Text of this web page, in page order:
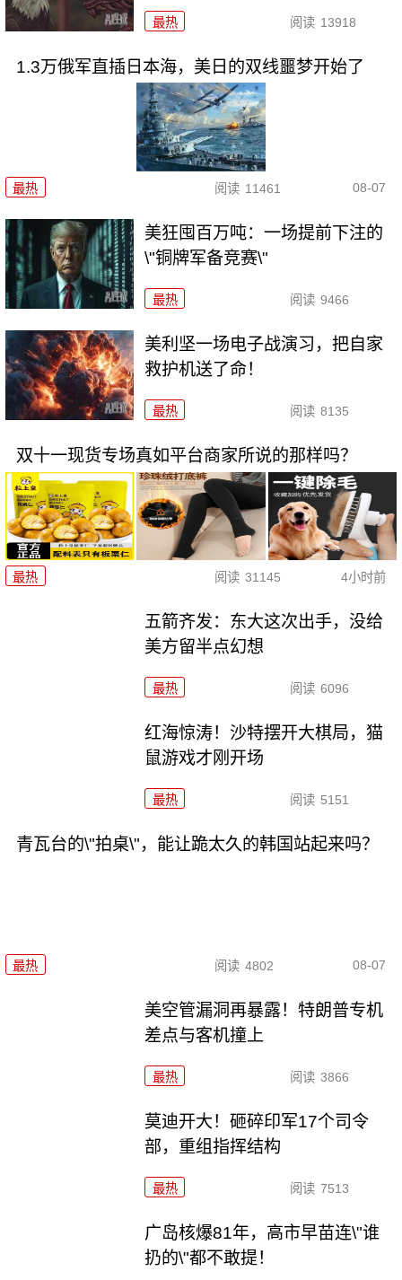
最热 阅读 13918
1.3万俄军直插日本海，美日的双线噩梦开始了
最热 阅读 11461 08-07
美狂囤百万吨：一场提前下注的
\"铜牌军备竞赛\"
最热 阅读 9466
美利坚一场电子战演习，把自家
救护机送了命！
最热 阅读 8135
双十一现货专场真如平台商家所说的那样吗？
最热 阅读 31145 4小时前
五箭齐发：东大这次出手，没给
美方留半点幻想
最热 阅读 6096
红海惊涛！沙特摆开大棋局，猫
鼠游戏才刚开场
最热 阅读 5151
青瓦台的\"拍桌\"，能让跪太久的韩国站起来吗？
最热 阅读 4802 08-07
美空管漏洞再暴露！特朗普专机
差点与客机撞上
最热 阅读 3866
莫迪开大！砸碎印军17个司令
部，重组指挥结构
最热 阅读 7513
广岛核爆81年，高市早苗连\"谁
扔的\"都不敢提！